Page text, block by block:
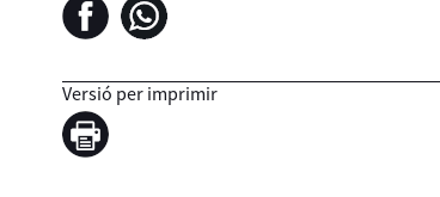
Versió per imprimir